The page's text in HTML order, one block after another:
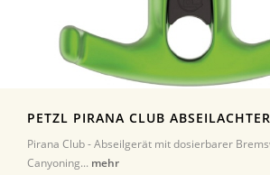
PETZL PIRANA CLUB ABSEILACHTER
Pirana Club - Abseilgerät mit dosierbarer
Canyoning... mehr